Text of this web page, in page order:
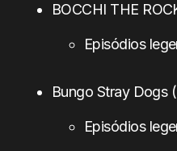
BOCCHI THE
Episódios
Bungo Stray Dogs
Episódios